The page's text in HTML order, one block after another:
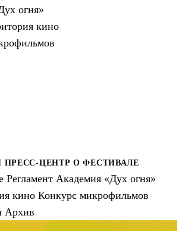
огня»
кино
ПРЕСС-ЦЕНТРО ФЕСТИВАЛЕ
Регламент Академия «Дух огня»
кино Конкурс микрофильмов
Архив